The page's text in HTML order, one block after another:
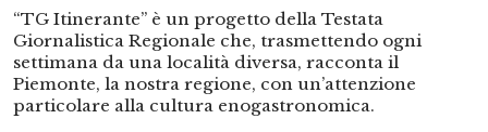
“TG Itinerante” è un progetto della Testata
Giornalistica Regionale che, trasmettendo ogni
settimana da una località diversa, racconta il
Piemonte, la nostra regione, con un’attenzione
particolare alla cultura enogastronomica.